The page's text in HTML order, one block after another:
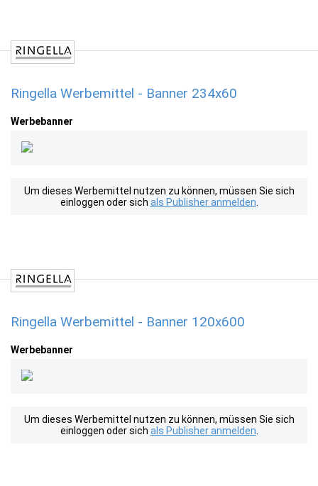
Ringella Werbemittel - Banner 234x60
Werbebanner
Um dieses Werbemittel nutzen zu können, müssen Sie sich
einloggen oder sich als Publisher anmelden
Ringella Werbemittel - Banner 120x600
Werbebanner
Um dieses Werbemittel nutzen zu können, müssen Sie sich
einloggen oder sich als Publisher anmelden